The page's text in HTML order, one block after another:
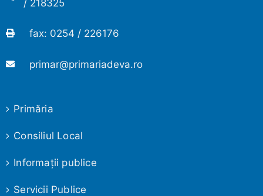
/ 218325
fax: 0254 / 226176
primar@primariadeva.ro
Primăria
Consiliul Local
Informaţii publice
Servicii Publice